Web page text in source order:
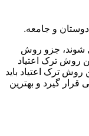
دوستان و جامعه.
شوند، جزو روش
روش ترک اعتیاد
ترک اعتیاد باید
گیرد و بهترین